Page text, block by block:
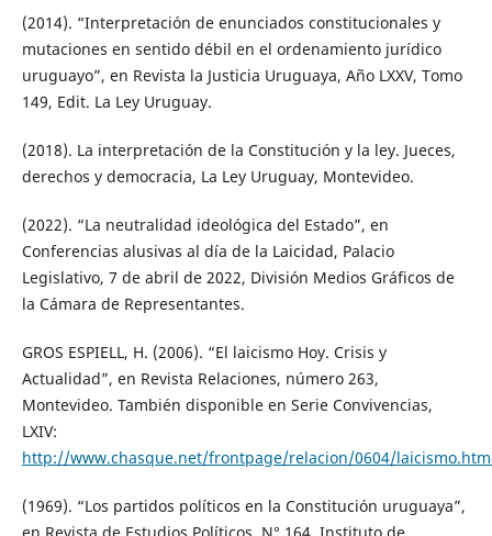
(2014). “Interpretación de enunciados constitucionales y
mutaciones en sentido débil en el ordenamiento jurídico
uruguayo”, en Revista la Justicia Uruguaya, Año LXXV, Tomo
149, Edit. La Ley Uruguay.
(2018). La interpretación de la Constitución y la ley. Jueces,
derechos y democracia, La Ley Uruguay, Montevideo.
(2022). “La neutralidad ideológica del Estado”, en
Conferencias alusivas al día de la Laicidad, Palacio
Legislativo, 7 de abril de 2022, División Medios Gráficos de
la Cámara de Representantes.
GROS ESPIELL, H. (2006). “El laicismo Hoy. Crisis y
Actualidad”, en Revista Relaciones, número 263,
Montevideo. También disponible en Serie Convivencias,
LXIV:
http://www.chasque.net/frontpage/relacion/0604/
(1969). “Los partidos políticos en la Constitución uruguaya”,